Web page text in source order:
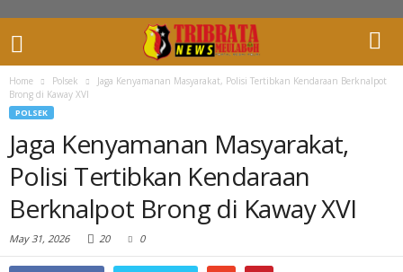
Home Polsek
Jaga Kenyamanan Masyarakat, Polisi Tertibkan Kendaraan Berknalpot
Brong di Kaway XVI
POLSEK
Jaga Kenyamanan Masyarakat,
Polisi Tertibkan Kendaraan
Berknalpot Brong di Kaway XVI
May 31, 2026 20 0